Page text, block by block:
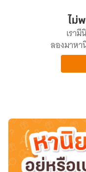
ไม่
เรา
ลองมาหา